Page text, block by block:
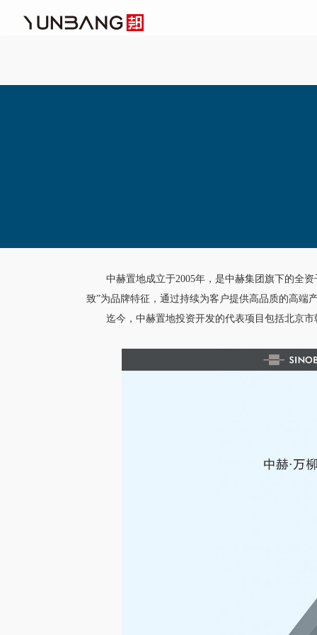
中赫置地成立于2005年，是中赫集团旗下的全
致”为品牌特征，通过持续为客户提供高品质的高端
迄今，中赫置地投资开发的代表项目包括北京